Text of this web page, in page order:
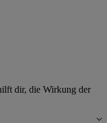
dir, die Wirkung der